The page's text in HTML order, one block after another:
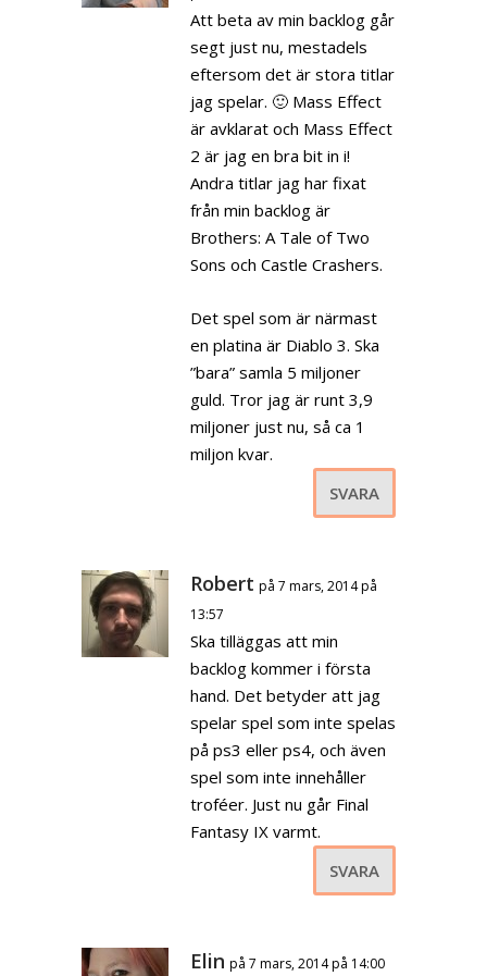
Att beta av min backlog går
segt just nu, mestadels
eftersom det är stora titlar
jag spelar. 🙂 Mass Effect
är avklarat och Mass Effect
2 är jag en bra bit in i!
Andra titlar jag har fixat
från min backlog är
Brothers: A Tale of Two
Sons och Castle Crashers.
Det spel som är närmast
en platina är Diablo 3. Ska
”bara” samla 5 miljoner
guld. Tror jag är runt 3,9
miljoner just nu, så ca 1
miljon kvar.
SVARA
Robert på 7 mars, 2014 på
13:57
Ska tilläggas att min
backlog kommer i första
hand. Det betyder att jag
spelar spel som inte spelas
på ps3 eller ps4, och även
spel som inte innehåller
troféer. Just nu går Final
Fantasy IX varmt.
SVARA
Elin på 7 mars, 2014 på 14:00